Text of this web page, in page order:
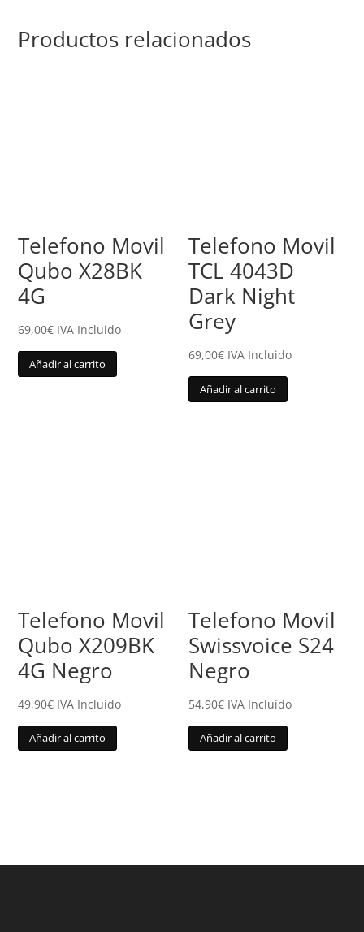
Productos relacionados
Telefono Movil
Qubo X28BK
4G
69,00€ IVA Incluido
Añadir al carrito
Telefono Movil
TCL 4043D
Dark Night
Grey
69,00€ IVA Incluido
Añadir al carrito
Telefono Movil
Qubo X209BK
4G Negro
49,90€ IVA Incluido
Añadir al carrito
Telefono Movil
Swissvoice S24
Negro
54,90€ IVA Incluido
Añadir al carrito